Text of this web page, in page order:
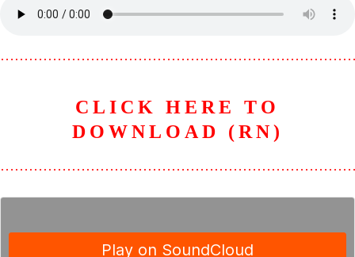
CLICK HERE TO
DOWNLOAD (RN)